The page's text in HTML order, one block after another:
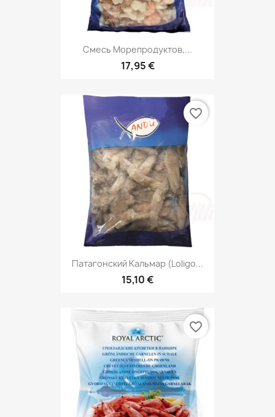
Смесь Морепродуктов,...
17,95 €
Патагонский Кальмар (Loligo...
15,10 €
favorite_border
favorite_border